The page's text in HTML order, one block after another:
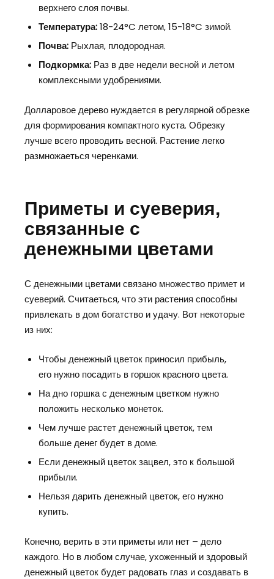
верхнего слоя почвы.
Температура:18-24°C летом, 15-18°C зимой.
Почва:Рыхлая, плодородная.
Подкормка:Раз в две недели весной и летом
комплексными удобрениями.
Долларовое дерево нуждается в регулярной обрезке
для формирования компактного куста. Обрезку
лучше всего проводить весной. Растение легко
размножаеться черенками.
Приметы и суеверия,
связанные с
денежными цветами
С денежными цветами связано множество примет и
суеверий. Считаеться, что эти растения способны
привлекать в дом богатство и удачу. Вот некоторые
из них:
Чтобы денежный цветок приносил прибыль,
его нужно посадить в горшок красного цвета.
На дно горшка с денежным цветком нужно
положить несколько монеток.
Чем лучше растет денежный цветок, тем
больше денег будет в доме.
Если денежный цветок зацвел, это к большой
прибыли.
Нельзя дарить денежный цветок, его нужно
купить.
Конечно, верить в эти приметы или нет – дело
каждого. Но в любом случае, ухоженный и здоровый
денежный цветок будет радовать глаз и создавать в